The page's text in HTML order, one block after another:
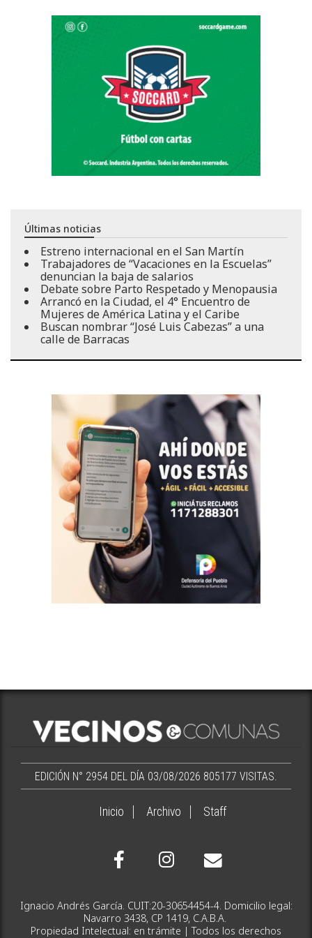
Últimas noticias
Estreno internacional en el San Martín
Trabajadores de “Vacaciones en la Escuelas”
denuncian la baja de salarios
Debate sobre Parto Respetado y Menopausia
Arrancó en la Ciudad, el 4° Encuentro de
Mujeres de América Latina y el Caribe
Buscan nombrar “José Luis Cabezas” a una
calle de Barracas
EDICIÓN N° 2954 DEL DÍA 03/08/2026 805177 VISITAS.
Inicio Archivo Staff
Ignacio Andrés García. CUIT:20-30654454-4. Domicilio legal:
Navarro 3438, CP 1419, C.A.B.A.
Propiedad Intelectual: en trámite | Todos los derechos